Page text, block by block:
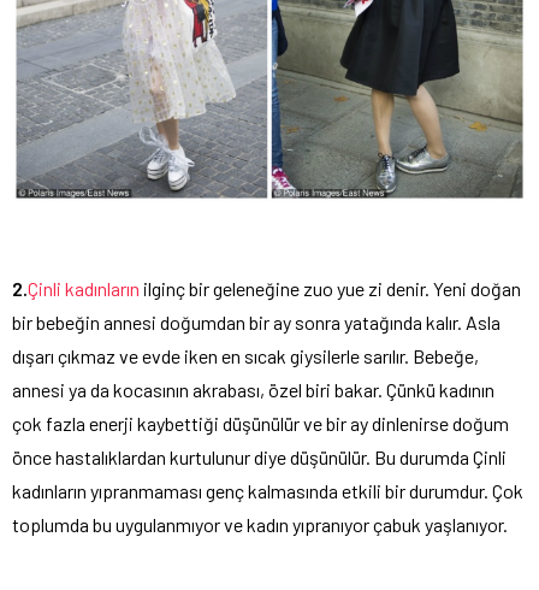
2.Çinli kadınların ilginç bir geleneğine zuo yue zi denir. Yeni doğan
bir bebeğin annesi doğumdan bir ay sonra yatağında kalır. Asla
dışarı çıkmaz ve evde iken en sıcak giysilerle sarılır. Bebeğe,
annesi ya da kocasının akrabası, özel biri bakar. Çünkü kadının
çok fazla enerji kaybettiği düşünülür ve bir ay dinlenirse doğum
önce hastalıklardan kurtulunur diye düşünülür. Bu durumda Çinli
kadınların yıpranmaması genç kalmasında etkili bir durumdur. Çok
toplumda bu uygulanmıyor ve kadın yıpranıyor çabuk yaşlanıyor.